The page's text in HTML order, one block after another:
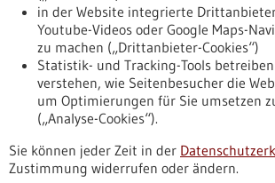
Nach oben
Informiert bleiben
in der Website integrierte
Youtube-Videos oder Google Maps-
zu machen („Drittanbieter-Cookies“)
Statistik- und Tracking-Tools
verstehen, wie Seitenbesucher die
um Optimierungen für Sie umsetzen
(„Analyse-Cookies“).
Sie können jeder Zeit in der
Zustimmung widerrufen oder ändern.